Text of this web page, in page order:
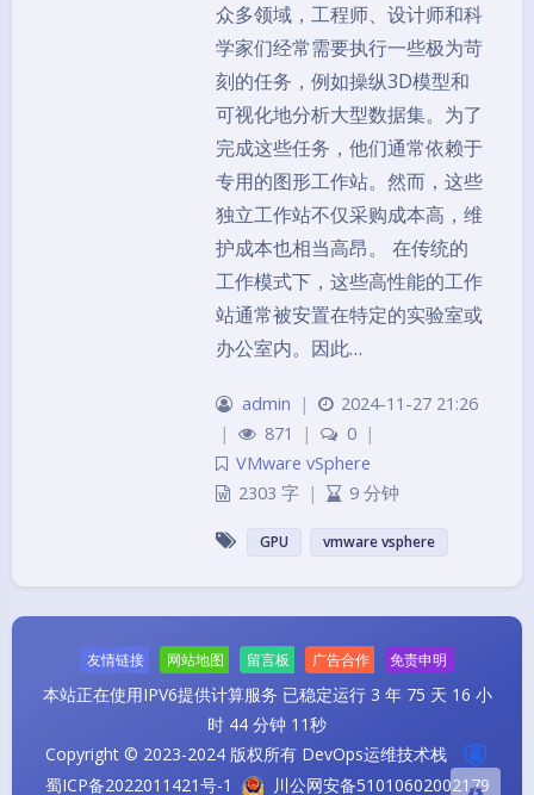
关闭 日落 暗化 灰度
众多领域，工程师、设计师和科
学家们经常需要执行一些极为苛
刻的任务，例如操纵3D模型和
可视化地分析大型数据集。为了
完成这些任务，他们通常依赖于
专用的图形工作站。然而，这些
独立工作站不仅采购成本高，维
护成本也相当高昂。 在传统的
工作模式下，这些高性能的工作
站通常被安置在特定的实验室或
办公室内。因此…
admin |
2024-11-27 21:26
|
871 | 0 |
VMware vSphere
2303 字 | 9 分钟
GPU vmware vsphere
友情链接 网站地图 留言板 广告合作 免责申明
本站正在使用IPV6提供计算服务 已稳定运行 3 年 75 天 16 小
时 44 分钟 11秒
Copyright © 2023-2024 版权所有 DevOps运维技术栈
蜀ICP备2022011421号-1
川公网安备51010602002179